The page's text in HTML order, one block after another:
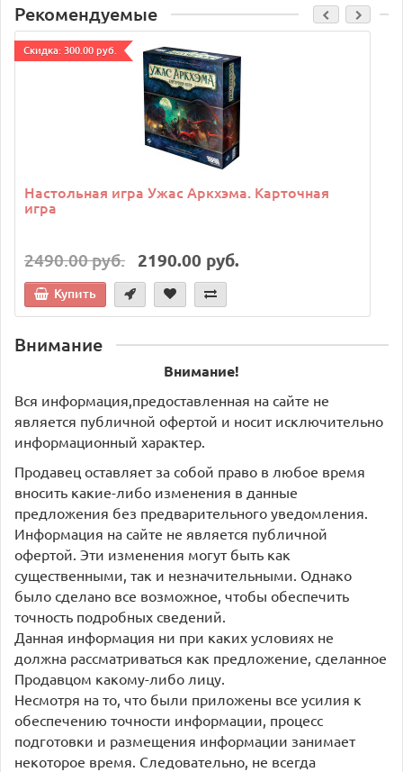
Рекомендуемые
Cкидка: 300.00 руб.
Настольная игра Ужас Аркхэма. Карточная
игра
2490.00 руб. 2190.00 руб.
Купить
Внимание
Внимание!
Вся информация,предоставленная на сайте не
является публичной офертой и носит исключительно
информационный характер.
Продавец оставляет за собой право в любое время
вносить какие-либо изменения в данные
предложения без предварительного уведомления.
Информация на сайте не является публичной
офертой. Эти изменения могут быть как
существенными, так и незначительными. Однако
было сделано все возможное, чтобы обеспечить
точность подробных сведений.
Данная информация ни при каких условиях не
должна рассматриваться как предложение, сделанное
Продавцом какому-либо лицу.
Несмотря на то, что были приложены все усилия к
обеспечению точности информации, процесс
подготовки и размещения информации занимает
некоторое время. Следовательно, не всегда